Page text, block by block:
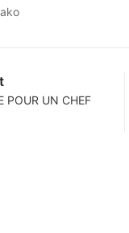
POUR UN CHEF